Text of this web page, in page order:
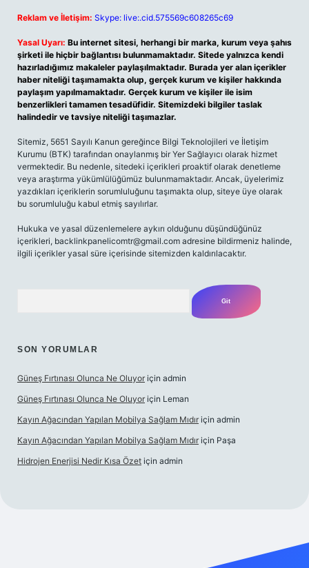
Reklam ve İletişim: Skype: live:.cid.575569c608265c69
Yasal Uyarı: Bu internet sitesi, herhangi bir marka, kurum veya şahıs
şirketi ile hiçbir bağlantısı bulunmamaktadır. Sitede yalnızca kendi
hazırladığımız makaleler paylaşılmaktadır. Burada yer alan içerikler
haber niteliği taşımamakta olup, gerçek kurum ve kişiler hakkında
paylaşım yapılmamaktadır. Gerçek kurum ve kişiler ile isim
benzerlikleri tamamen tesadüfidir. Sitemizdeki bilgiler taslak
halindedir ve tavsiye niteliği taşımazlar.
Sitemiz, 5651 Sayılı Kanun gereğince Bilgi Teknolojileri ve İletişim
Kurumu (BTK) tarafından onaylanmış bir Yer Sağlayıcı olarak hizmet
vermektedir. Bu nedenle, sitedeki içerikleri proaktif olarak denetleme
veya araştırma yükümlülüğümüz bulunmamaktadır. Ancak, üyelerimiz
yazdıkları içeriklerin sorumluluğunu taşımakta olup, siteye üye olarak
bu sorumluluğu kabul etmiş sayılırlar.
Hukuka ve yasal düzenlemelere aykırı olduğunu düşündüğünüz
içerikleri, backlinkpanelicomtr@gmail.com adresine bildirmeniz halinde,
ilgili içerikler yasal süre içerisinde sitemizden kaldırılacaktır.
SON YORUMLAR
Güneş Fırtınası Olunca Ne Oluyor için admin
Güneş Fırtınası Olunca Ne Oluyor için Leman
Kayın Ağacından Yapılan Mobilya Sağlam Mıdır için admin
Kayın Ağacından Yapılan Mobilya Sağlam Mıdır için Paşa
Hidrojen Enerjisi Nedir Kısa Özet için admin
https://